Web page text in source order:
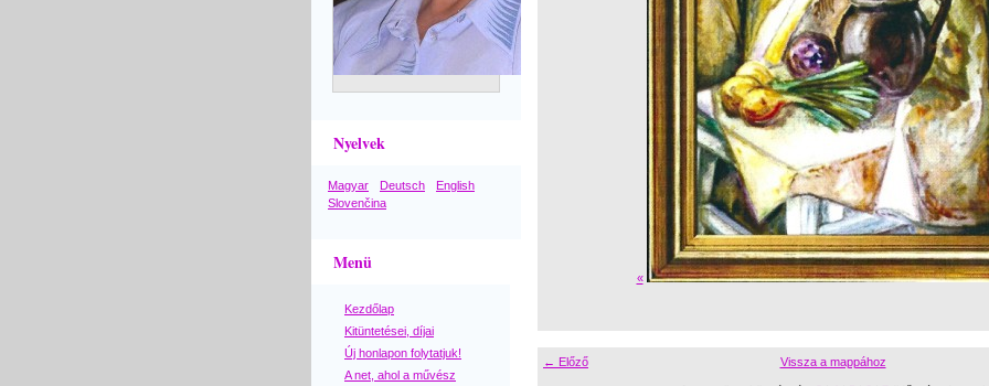
Nyelvek
Magyar Deutsch
English
Slovenčina
Menü
Kezdőlap
Kitüntetései, díjai
Új honlapon folytatjuk!
A net, ahol a művész
«
← Előző Vissza a mappához